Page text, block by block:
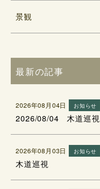
景観
最新の記事
2026年08月04日 お知らせ
2026/08/04 木道巡視
2026年08月03日 お知らせ
木道巡視